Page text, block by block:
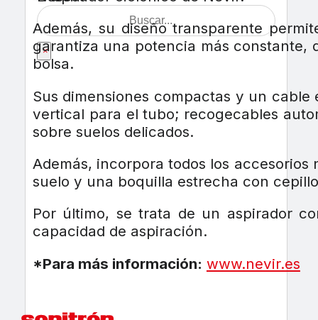
×
Además, su diseño transparente
garantiza una potencia más constante,
bolsa.
Sus dimensiones compactas y un
vertical para el tubo; recogecables
sobre suelos delicados.
Además, incorpora todos los
suelo y una boquilla estrecha con
Por último, se trata de un aspirador
capacidad de aspiración.
*Para más información: www.nevir.es